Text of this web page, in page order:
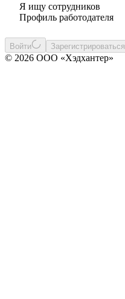
Я ищу сотрудников
Профиль работодателя
Войти Зарегистрироваться
© 2026 ООО «Хэдхантер»